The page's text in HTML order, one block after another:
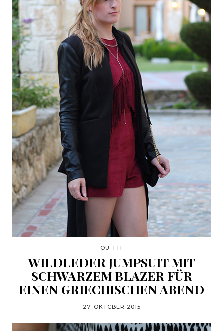
OUTFIT
WILDLEDER JUMPSUIT MIT
SCHWARZEM BLAZER FÜR
EINEN GRIECHISCHEN ABEND
27. OKTOBER 2015